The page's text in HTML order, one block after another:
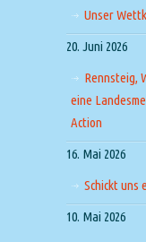
Unser
20. Juni 2026
Rennsteig,
eine
Action
16. Mai 2026
Schickt uns
10. Mai 2026